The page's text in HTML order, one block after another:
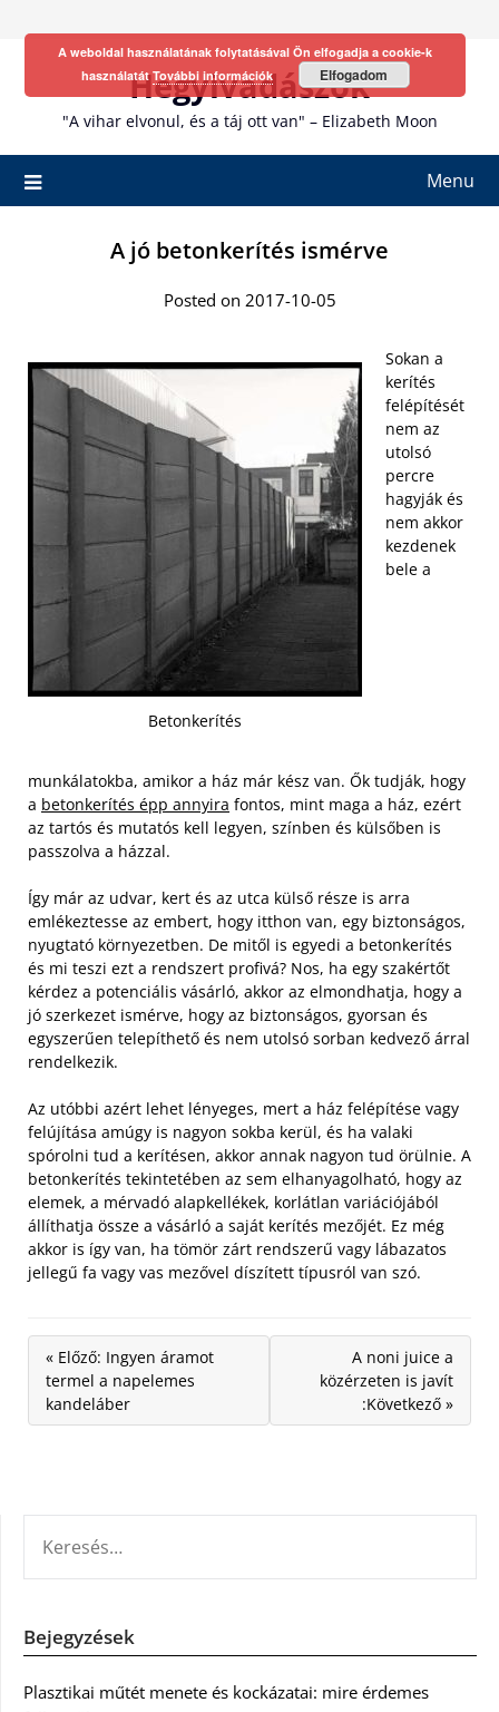
Hegyivadászok
"A vihar elvonul, és a táj ott van" – Elizabeth Moon
Menu
A jó betonkerítés ismérve
Posted on 2017-10-05
Betonkerítés
Sokan a
kerítés
felépítését
nem az
utolsó
percre
hagyják és
nem akkor
kezdenek
bele a
munkálatokba, amikor a ház már kész van. Ők tudják, hogy
a betonkerítés épp annyira fontos, mint maga a ház, ezért
az tartós és mutatós kell legyen, színben és külsőben is
passzolva a házzal.
Így már az udvar, kert és az utca külső része is arra
emlékeztesse az embert, hogy itthon van, egy biztonságos,
nyugtató környezetben. De mitől is egyedi a betonkerítés
és mi teszi ezt a rendszert profivá? Nos, ha egy szakértőt
kérdez a potenciális vásárló, akkor az elmondhatja, hogy a
jó szerkezet ismérve, hogy az biztonságos, gyorsan és
egyszerűen telepíthető és nem utolsó sorban kedvező árral
rendelkezik.
Az utóbbi azért lehet lényeges, mert a ház felépítése vagy
felújítása amúgy is nagyon sokba kerül, és ha valaki
spórolni tud a kerítésen, akkor annak nagyon tud örülnie. A
betonkerítés tekintetében az sem elhanyagolható, hogy az
elemek, a mérvadó alapkellékek, korlátlan variációjából
állíthatja össze a vásárló a saját kerítés mezőjét. Ez még
akkor is így van, ha tömör zárt rendszerű vagy lábazatos
jellegű fa vagy vas mezővel díszített típusról van szó.
« Előző: Ingyen áramot
termel a napelemes
kandeláber
A noni juice a
közérzeten is javít
:Következő »
Bejegyzések
Plasztikai műtét menete és kockázatai: mire érdemes
A weboldal használatának folytatásával Ön elfogadja a cookie-k
használatátTovábbi információk Elfogadom